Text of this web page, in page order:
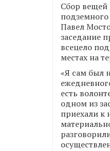
Сбор вещей
Павел
заседание
всецело
местах на
«Я сам был
есть
одном из
приехали к